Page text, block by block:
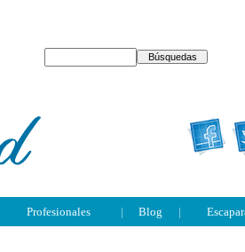
Profesionales | Blog |